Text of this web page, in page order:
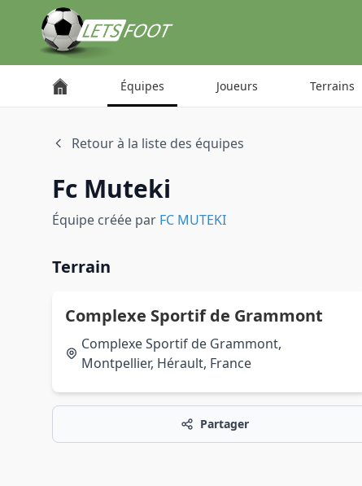
Équipes Joueurs Terrains
Retour à la liste des équipes
Fc Muteki
Équipe créée par FC MUTEKI
Terrain
Complexe Sportif de Grammont
Complexe Sportif de Grammont,
Montpellier, Hérault, France
Partager
Panneau de gestion des cookies